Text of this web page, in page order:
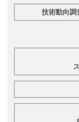
技術動向調